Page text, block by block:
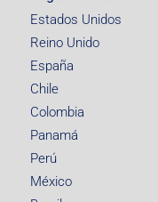
Estados Unidos
Reino Unido
España
Chile
Colombia
Panamá
Perú
México